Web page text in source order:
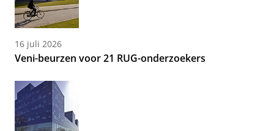
16 juli 2026
Veni-beurzen voor 21 RUG-onderzoekers